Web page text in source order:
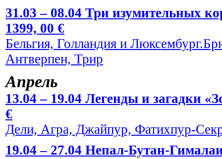
31.03 – 08.04 Три изумительных
1399, 00 €
Бельгия, Голландия и
Антверпен, Трир
Апрель
13.04 – 19.04 Легенды и загадки
€
Дели, Агра, Джайпур, Фатихпур-
19.04 – 27.04 Непал-Бутан-